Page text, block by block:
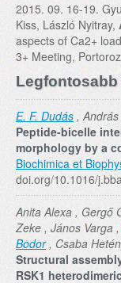
2015. 09. 16-19.
Kiss, László Nyitray,
aspects of Ca2+
3+ Meeting,
E. F. Dudás ,
Peptide-bicelle
morphology by a
Biochimica et
doi.org/10.1016/
Anita Alexa , Gergő
Zeke , János Varga ,
Bodor, Csaba
Structural
RSK1